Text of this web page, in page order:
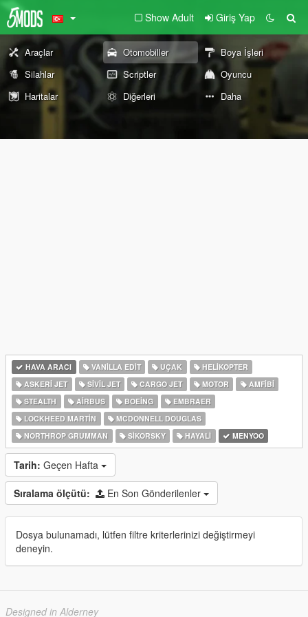
Show Adult Giriş Yap
Araçlar Otomobiller
Boya İşleri
Silahlar
Scriptler
Oyuncu
Haritalar
Diğerleri Daha
HAVA ARACI VANILLA EDIT UÇAK
HELIKOPTER
ASKERI JET
SIVIL JET CARGO JET MOTOR
AMFIBI
STEALTH
AIRBUS BOEING
EMBRAER
LOCKHEED MARTIN
MCDONNELL DOUGLAS
NORTHROP GRUMMAN
SIKORSKY HAYALI MENYOO
Tarih: Geçen Hafta
Sıralama ölçütü: En Son Gönderilenler
Dosya bulunamadı, lütfen filtre kriterlerinizi değiştirmeyi
deneyin.
Designed in Alderney